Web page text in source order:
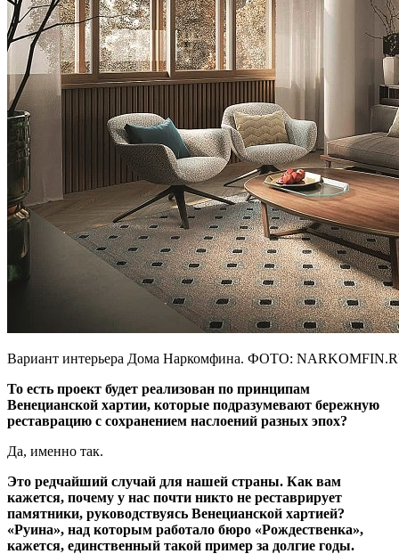
Вариант интерьера Дома Наркомфина. ФОТО:
То есть проект будет реализован по принципам
Венецианской хартии, которые подразумевают бережную
реставрацию с сохранением наслоений разных эпох?
Да, именно так.
Это редчайший случай для нашей страны. Как вам
кажется, почему у нас почти никто не реставрирует
памятники, руководствуясь Венецианской хартией?
«Руина», над которым работало бюро «Рождественка»,
кажется, единственный такой пример за долгие годы.